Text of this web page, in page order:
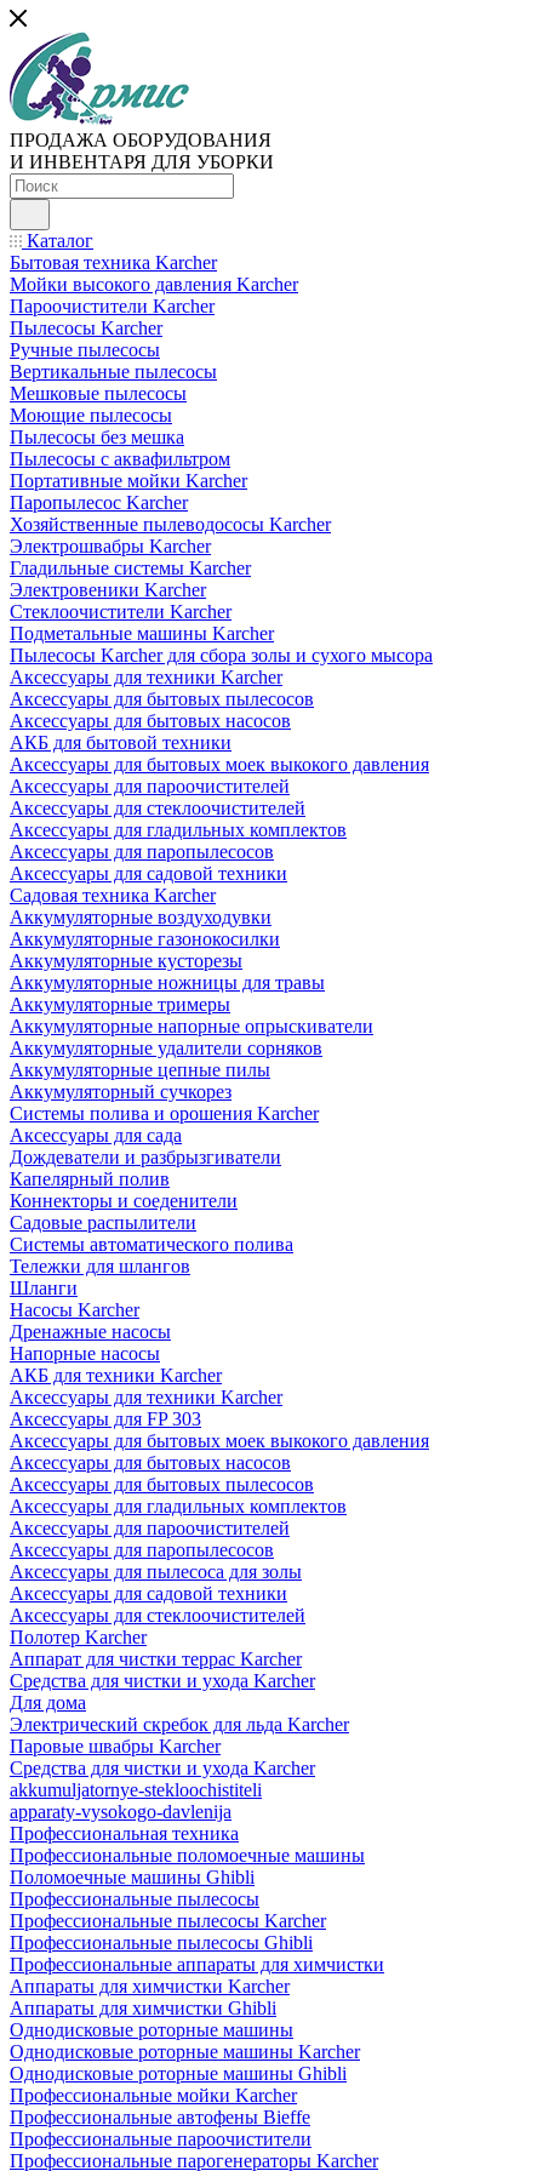
ПРОДАЖА ОБОРУДОВАНИЯ
И ИНВЕНТАРЯ ДЛЯ УБОРКИ
Каталог
Бытовая техника Karcher
Мойки высокого давления Karcher
Пароочистители Karcher
Пылесосы Karcher
Ручные пылесосы
Вертикальные пылесосы
Мешковые пылесосы
Моющие пылесосы
Пылесосы без мешка
Пылесосы с аквафильтром
Портативные мойки Karcher
Паропылесос Karcher
Хозяйственные пылеводососы Karcher
Электрошвабры Karcher
Гладильные системы Karcher
Электровеники Karcher
Стеклоочистители Karcher
Подметальные машины Karcher
Пылесосы Karcher для сбора золы и сухого мысора
Аксессуары для техники Karcher
Аксессуары для бытовых пылесосов
Аксессуары для бытовых насосов
АКБ для бытовой техники
Аксессуары для бытовых моек выкокого давления
Аксессуары для пароочистителей
Аксессуары для стеклоочистителей
Аксессуары для гладильных комплектов
Аксессуары для паропылесосов
Аксессуары для садовой техники
Садовая техника Karcher
Аккумуляторные воздуходувки
Аккумуляторные газонокосилки
Аккумуляторные кусторезы
Аккумуляторные ножницы для травы
Аккумуляторные тримеры
Аккумуляторные напорные опрыскиватели
Аккумуляторные удалители сорняков
Аккумуляторные цепные пилы
Аккумуляторный сучкорез
Системы полива и орошения Karcher
Аксессуары для сада
Дождеватели и разбрызгиватели
Капелярный полив
Коннекторы и соеденители
Садовые распылители
Системы автоматического полива
Тележки для шлангов
Шланги
Насосы Karcher
Дренажные насосы
Напорные насосы
АКБ для техники Karcher
Аксессуары для техники Karcher
Аксессуары для FP 303
Аксессуары для бытовых моек выкокого давления
Аксессуары для бытовых насосов
Аксессуары для бытовых пылесосов
Аксессуары для гладильных комплектов
Аксессуары для пароочистителей
Аксессуары для паропылесосов
Аксессуары для пылесоса для золы
Аксессуары для садовой техники
Аксессуары для стеклоочистителей
Полотер Karcher
Аппарат для чистки террас Karcher
Средства для чистки и ухода Karcher
Для дома
Электрический скребок для льда Karcher
Паровые швабры Karcher
Средства для чистки и ухода Karcher
akkumuljatornye-stekloochistiteli
apparaty-vysokogo-davlenija
Профессиональная техника
Профессиональные поломоечные машины
Поломоечные машины Ghibli
Профессиональные пылесосы
Профессиональные пылесосы Karcher
Профессиональные пылесосы Ghibli
Профессиональные аппараты для химчистки
Аппараты для химчистки Karcher
Аппараты для химчистки Ghibli
Однодисковые роторные машины
Однодисковые роторные машины Karcher
Однодисковые роторные машины Ghibli
Профессиональные мойки Karcher
Профессиональные автофены Bieffe
Профессиональные пароочистители
Профессиональные парогенераторы Karcher